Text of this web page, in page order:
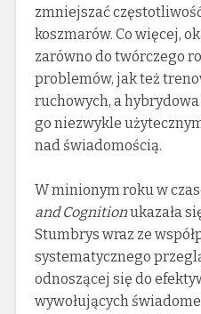
zmniejszać
koszmarów. Co więcej,
zarówno do twórczego
problemów, jak też
ruchowych, a
go niezwykle
nad świadomością.
W minionym roku w
and Cognitionukazała
Stumbrys wraz ze
systematycznego
odnoszącej się do
wywołujących